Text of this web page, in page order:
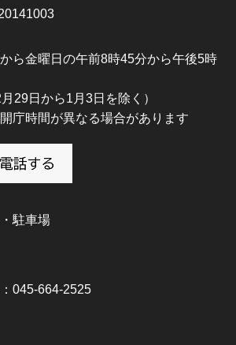
ら金曜日の午前8時45分から午後5時
29日から1月3日を除く）
庁時間が異なる場合があります
駐車場
045-664-2525